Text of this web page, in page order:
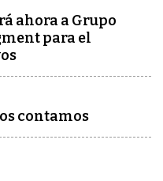
ahora a Grupo
para el
contamos